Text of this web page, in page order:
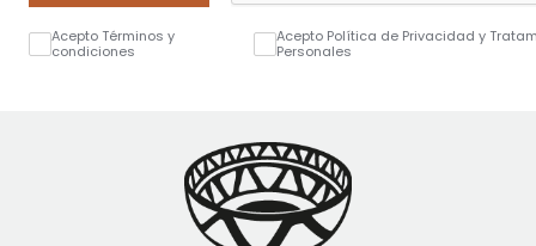
Acepto Términos y
condiciones
Acepto Política de Privacidad y
Personales